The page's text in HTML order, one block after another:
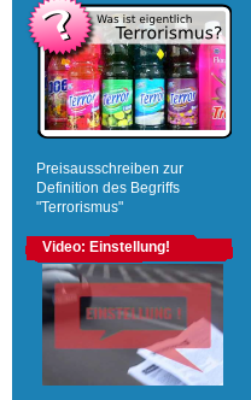
Preisausschreiben zur
Definition des Begriffs
"Terrorismus"
Video: Einstellung!